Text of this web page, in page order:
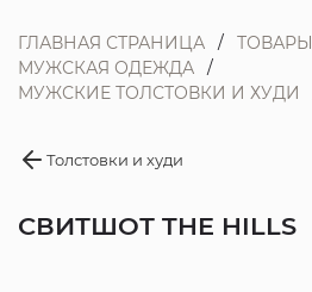
ГЛАВНАЯ СТРАНИЦА ТОВАРЫ
МУЖСКАЯ ОДЕЖДА
МУЖСКИЕ ТОЛСТОВКИ И ХУДИ
Толстовки и худи
СВИТШОТ THE HILLS